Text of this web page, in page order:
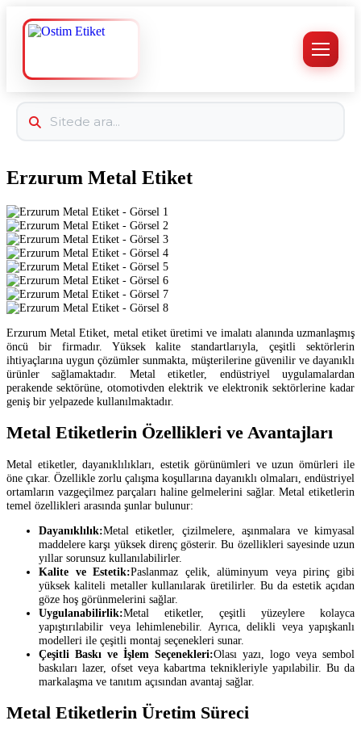
Erzurum Metal Etiket
Erzurum Metal Etiket, metal etiket üretimi ve imalatı alanında uzmanlaşmış
öncü bir firmadır. Yüksek kalite standartlarıyla, çeşitli sektörlerin
ihtiyaçlarına uygun çözümler sunmakta, müşterilerine güvenilir ve dayanıklı
ürünler sağlamaktadır. Metal etiketler, endüstriyel uygulamalardan
perakende sektörüne, otomotivden elektrik ve elektronik sektörlerine kadar
geniş bir yelpazede kullanılmaktadır.
Metal Etiketlerin Özellikleri ve Avantajları
Metal etiketler, dayanıklılıkları, estetik görünümleri ve uzun ömürleri ile
öne çıkar. Özellikle zorlu çalışma koşullarına dayanıklı olmaları, endüstriyel
ortamların vazgeçilmez parçaları haline gelmelerini sağlar. Metal etiketlerin
temel özellikleri arasında şunlar bulunur:
Dayanıklılık:Metal etiketler, çizilmelere, aşınmalara ve kimyasal
maddelere karşı yüksek direnç gösterir. Bu özellikleri sayesinde uzun
yıllar sorunsuz kullanılabilirler.
Kalite ve Estetik:Paslanmaz çelik, alüminyum veya pirinç gibi
yüksek kaliteli metaller kullanılarak üretilirler. Bu da estetik açıdan
göze hoş görünmelerini sağlar.
Uygulanabilirlik:Metal etiketler, çeşitli yüzeylere kolayca
yapıştırılabilir veya lehimlenebilir. Ayrıca, delikli veya yapışkanlı
modelleri ile çeşitli montaj seçenekleri sunar.
Çeşitli Baskı ve İşlem Seçenekleri:Olası yazı, logo veya sembol
baskıları lazer, ofset veya kabartma teknikleriyle yapılabilir. Bu da
markalaşma ve tanıtım açısından avantaj sağlar.
Metal Etiketlerin Üretim Süreci